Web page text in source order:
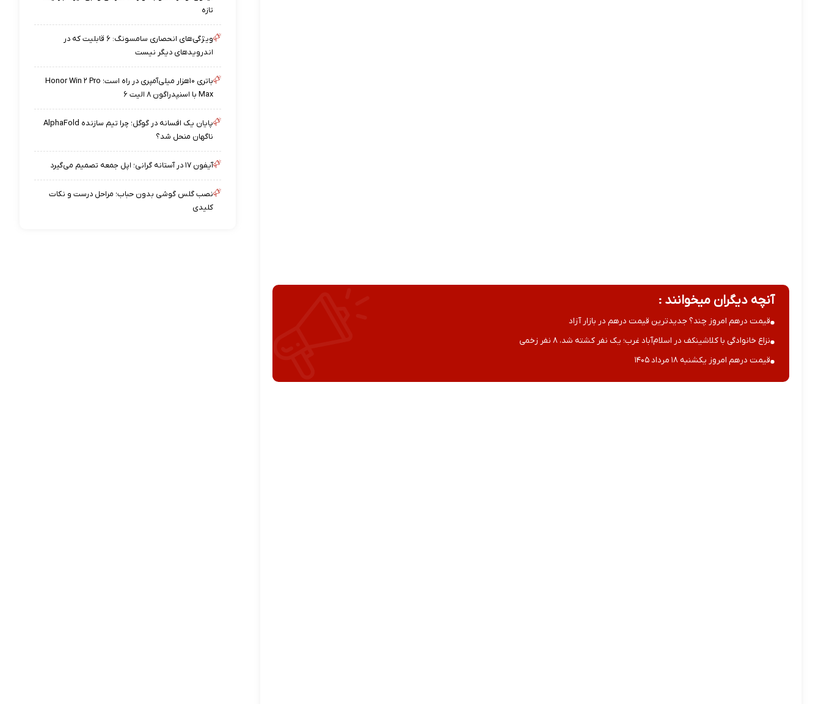
آنچه دیگران میخوانند :
قیمت درهم امروز چند؟ جدیدترین قیمت درهم در بازار آزاد
نزاع خانوادگی با کلاشینکف در اسلام‌آباد غرب؛ یک نفر کشته شد، ۸ نفر زخمی
قیمت درهم امروز یکشنبه ۱۸ مرداد ۱۴۰۵
تازه
ویژگی‌های انحصاری سامسونگ: ۶ قابلیت که در
اندرویدهای دیگر نیست
باتری ۱۰هزار میلی‌آمپری در راه است؛ Honor Win ۲ Pro
Max با اسنپدراگون ۸ الیت ۶
پایان یک افسانه در گوگل؛ چرا تیم سازنده AlphaFold
ناگهان منحل شد؟
آیفون ۱۷ در آستانه گرانی؛ اپل جمعه تصمیم می‌گیرد
نصب گلس گوشی بدون حباب؛ مراحل درست و نکات
کلیدی